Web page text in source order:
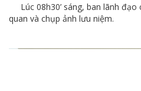
Lúc 08h30’ sáng, ban lãnh
quan và chụp ảnh lưu niệm.